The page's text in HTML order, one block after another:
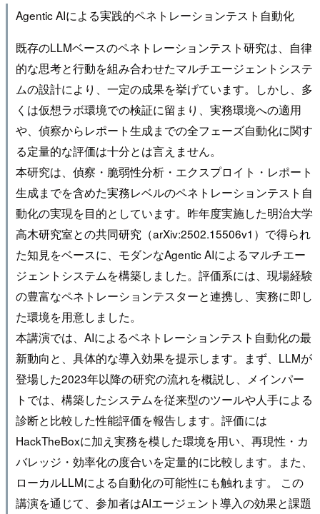
Agentic AIによる実践的ペネトレーションテスト自動化
既存のLLMベースのペネトレーションテスト研究は、自律
的な思考と行動を組み合わせたマルチエージェントシステ
ムの設計により、一定の成果を挙げています。しかし、多
くは仮想ラボ環境での検証に留まり、実務環境への適用
や、偵察からレポート生成までの全フェーズ自動化に関す
る定量的な評価は十分とは言えません。
本研究は、偵察・脆弱性分析・エクスプロイト・レポート
生成までを含めた実務レベルのペネトレーションテスト自
動化の実現を目的としています。昨年度実施した明治大学
高木研究室との共同研究（arXiv:2502.15506v1）で得られ
た知見をベースに、モダンなAgentic AIによるマルチエー
ジェントシステムを構築しました。評価系には、現場経験
の豊富なペネトレーションテスターと連携し、実務に即し
た環境を用意しました。
本講演では、AIによるペネトレーションテスト自動化の最
新動向と、具体的な導入効果を提示します。まず、LLMが
登場した2023年以降の研究の流れを概説し、メインパー
トでは、構築したシステムを従来型のツールや人手による
診断と比較した性能評価を報告します。評価には
HackTheBoxに加え実務を模した環境を用い、再現性・カ
バレッジ・効率化の度合いを定量的に比較します。また、
ローカルLLMによる自動化の可能性にも触れます。 この
講演を通じて、参加者はAIエージェント導入の効果と課題